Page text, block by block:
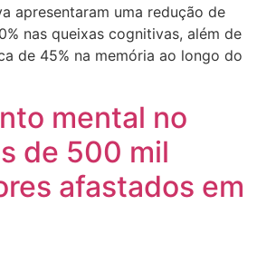
apresentaram uma redução de
nas queixas cognitivas, além de
de 45% na memória ao longo do
mental no
de 500 mil
afastados em